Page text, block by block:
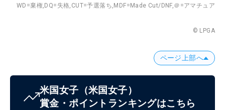
WD=棄権, DQ=失格, CUT=予選落ち, MDF=Made Cut/DNF,＠=アマチュア
© LPGA
ページ上部へ
米国女子 （米国女子）
賞金・ポイントランキングはこちら